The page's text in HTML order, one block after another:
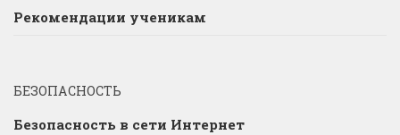
Рекомендации ученикам
БЕЗОПАСНОСТЬ
Безопасность в сети Интернет